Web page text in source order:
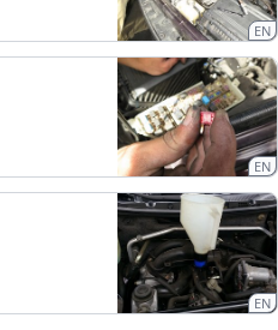
EN
EN
EN